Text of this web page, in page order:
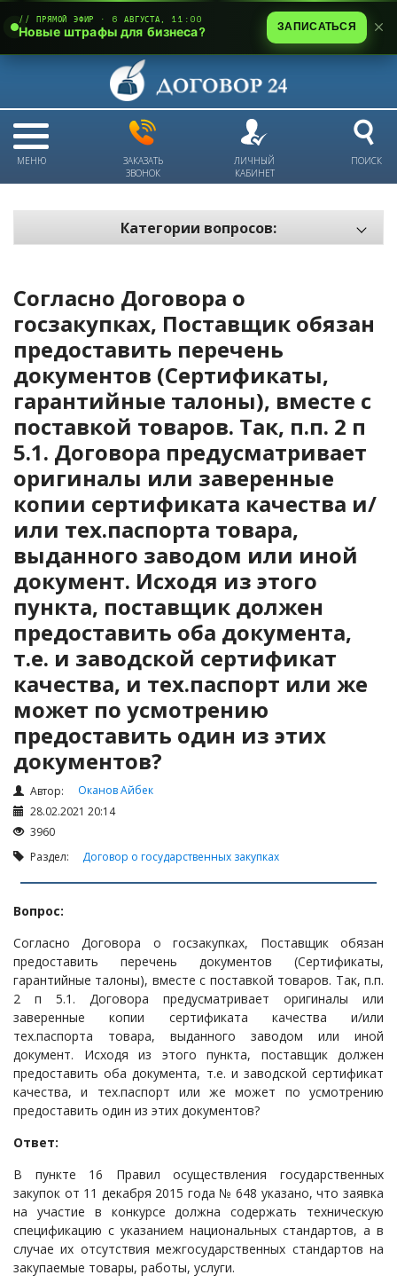
МЕНЮ
ЗАКАЗАТЬ
ЗВОНОК
ЛИЧНЫЙ
КАБИНЕТ
ПОИСК
Категории вопросов:
Техника безопасности и охрана труда
Антикризис: трудовые отношения
Антикризис: долги и обязательства
Налоги и Налогообложение
Трудовые отношения
Корпоративные отношения
Договоры
Доверенности
Интернет и право
Возмещение ущерба
Проверка государственных органов
Взыскание долга
Государственные закупки
Предварительный квалификационный отбор «Самрук-
Қазына» (ПКО)
Некоммерческие организации
Лицензирование (разрешения и уведомления)
Исполнительное производство
Судопроизводство
Согласно Договора о
госзакупках, Поставщик обязан
предоставить перечень
документов (Сертификаты,
гарантийные талоны), вместе с
поставкой товаров. Так, п.п. 2 п
5.1. Договора предусматривает
оригиналы или заверенные
копии сертификата качества и/
или тех.паспорта товара,
выданного заводом или иной
документ. Исходя из этого
пункта, поставщик должен
предоставить оба документа,
т.е. и заводской сертификат
качества, и тех.паспорт или же
может по усмотрению
предоставить один из этих
документов?
Автор:
Оканов Айбек
28.02.2021 20:14
3960
Раздел: Договор о государственных закупках
Вопрос:
Согласно Договора о госзакупках, Поставщик обязан
предоставить перечень документов (Сертификаты,
гарантийные талоны), вместе с поставкой товаров. Так, п.п.
2 п 5.1. Договора предусматривает оригиналы или
заверенные копии сертификата качества и/или
тех.паспорта товара, выданного заводом или иной
документ. Исходя из этого пункта, поставщик должен
предоставить оба документа, т.е. и заводской сертификат
качества, и тех.паспорт или же может по усмотрению
предоставить один из этих документов?
Ответ:
В пункте 16 Правил осуществления государственных
закупок от 11 декабря 2015 года № 648 указано, что заявка
на участие в конкурсе должна содержать техническую
спецификацию с указанием национальных стандартов, а в
случае их отсутствия межгосударственных стандартов на
закупаемые товары, работы, услуги.
// ПРЯМОЙ ЭФИР · 6 АВГУСТА, 11:00
Новые штрафы для бизнеса? ЗАПИСАТЬСЯ